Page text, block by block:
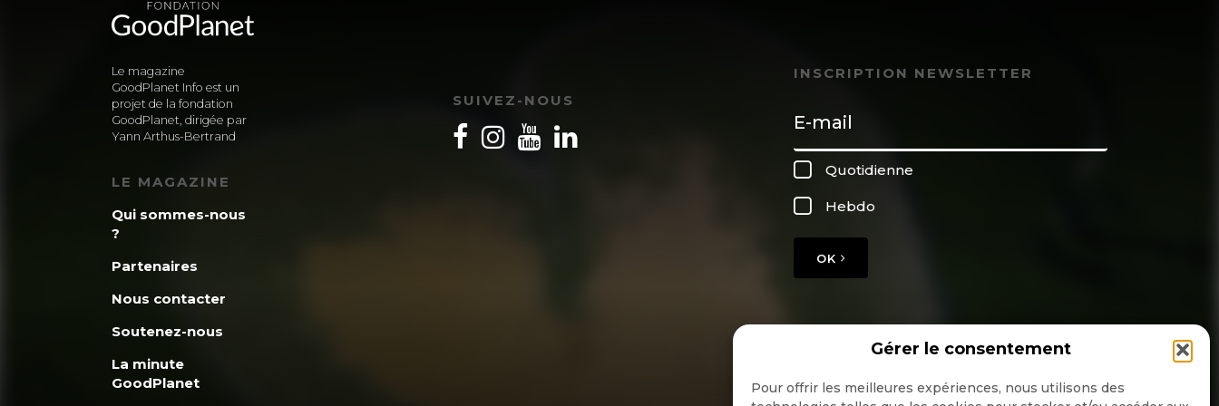
Gérer le consentement
Pour offrir les meilleures expériences, nous utilisons des
Le magazine
GoodPlanet Info est un
projet de la fondation
GoodPlanet, dirigée par
Yann Arthus-Bertrand
LE MAGAZINE
Qui sommes-nous
?
Partenaires
Nous contacter
Soutenez-nous
La minute
GoodPlanet
SUIVEZ-NOUS
INSCRIPTION NEWSLETTER
Quotidienne
Hebdo
OK